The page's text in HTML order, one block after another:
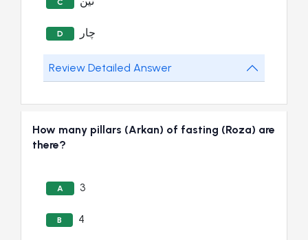
C
D چار
Review Detailed Answer
How many pillars (Arkan) of fasting (Roza) are
there?
A 3
B 4